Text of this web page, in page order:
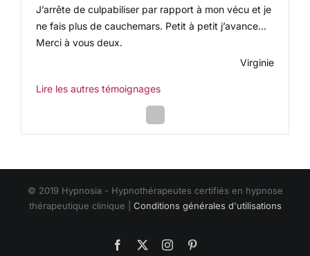
J’arrête de culpabiliser par rapport à mon vécu et je
ne fais plus de cauchemars. Petit à petit j’avance…
Merci à vous deux.
Virginie
Lire les autres témoignages
Slide
© 2019 Hypnosia - Hypnothérapeutes certifiés en hypnose
thérapeutique clinique | Conditions générales d'utilisations
Facebook Instagram